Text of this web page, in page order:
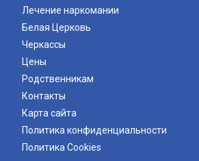
Лечение наркомании
Белая Церковь
Черкассы
Цены
Родственникам
Контакты
Карта сайта
Политика конфиденциальности
Политика Cookies